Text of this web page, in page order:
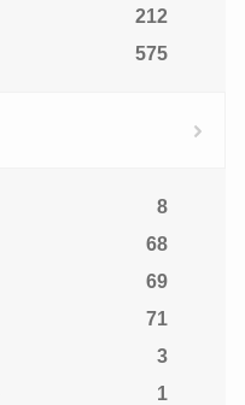
212
575
8
68
69
71
3
1